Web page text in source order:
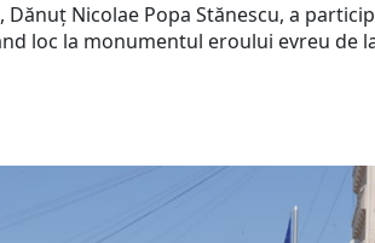
Nicolae Popa Stănescu, a
loc la monumentul eroului evreu de